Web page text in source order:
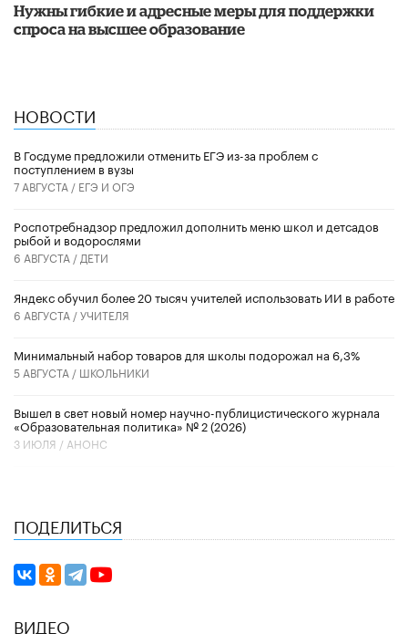
Нужны гибкие и адресные меры для поддержки
спроса на высшее образование
НОВОСТИ
В Госдуме предложили отменить ЕГЭ из-за проблем с
поступлением в вузы
7 АВГУСТА / ЕГЭ И ОГЭ
Роспотребнадзор предложил дополнить меню школ и детсадов
рыбой и водорослями
6 АВГУСТА / ДЕТИ
​Яндекс обучил более 20 тысяч учителей использовать ИИ в работе
6 АВГУСТА /УЧИТЕЛЯ
Минимальный набор товаров для школы подорожал на 6,3%
5 АВГУСТА / ШКОЛЬНИКИ
Вышел в свет новый номер научно-публицистического журнала
«Образовательная политика» № 2 (2026)
3 ИЮЛЯ / АНОНС
ПОДЕЛИТЬСЯ
ВИДЕО